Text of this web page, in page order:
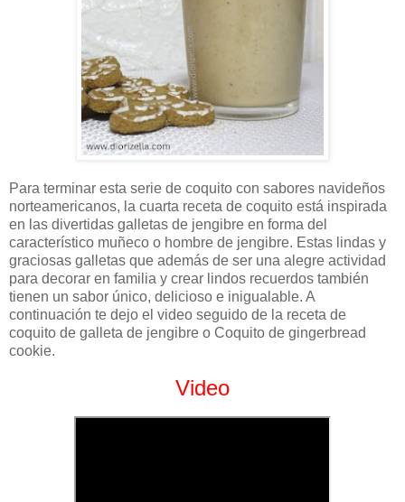
Para terminar esta serie de coquito con sabores navideños
norteamericanos, la cuarta receta de coquito está inspirada
en las divertidas galletas de jengibre en forma del
característico muñeco o hombre de jengibre. Estas lindas y
graciosas galletas que además de ser una alegre actividad
para decorar en familia y crear lindos recuerdos también
tienen un sabor único, delicioso e inigualable. A
continuación te dejo el video seguido de la receta de
coquito de galleta de jengibre o Coquito de gingerbread
cookie.
Video